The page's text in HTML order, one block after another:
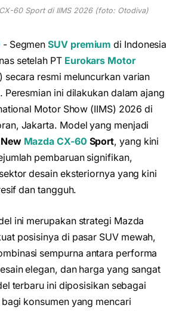
60 Sport di IIMS 2026 (foto: Otodiva)
- SegmenSUV premium di Indonesia
setelah PT Eurokars Motor
secara resmi meluncurkan varian
Peresmian ini dilakukan dalam ajang
Motor Show (IIMS) 2026 di
Jakarta. Model yang menjadi
New Mazda CX-60 Sport, yang kini
pembaruan signifikan,
desain eksteriornya yang kini
dan tangguh.
ini merupakan strategi Mazda
posisinya di pasar SUV mewah,
sempurna antara performa
elegan, dan harga yang sangat
terbaru ini diposisikan sebagai
konsumen yang mencari